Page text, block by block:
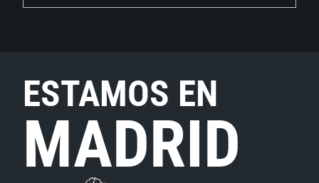
ESTAMOS EN
MADRID